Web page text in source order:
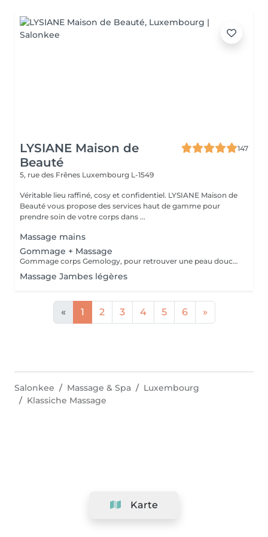
LYSIANE Maison de
Beauté
147
5, rue des Frênes Luxembourg L-1549
Véritable lieu raffiné, cosy et confidentiel. LYSIANE Maison de
Beauté vous propose des services haut de gamme pour
prendre soin de votre corps dans ...
Massage mains
Gommage + Massage
Gommage corps Gemology, pour retrouver une peau douce et veloutée et finir par un agréable massage relaxant ou tonifiant selon votre envie.
Massage Jambes légères
« 1 2 3 4 5 6 »
Karte
Salonkee Massage & Spa
Luxembourg
Klassiche Massage